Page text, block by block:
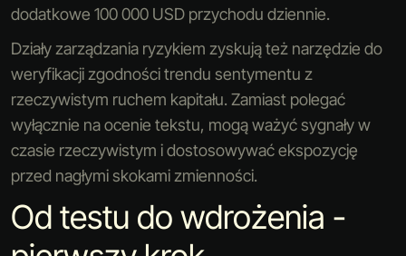
dodatkowe 100 000 USD przychodu dziennie.
Działy zarządzania ryzykiem zyskują też narzędzie do
weryfikacji zgodności trendu sentymentu z
rzeczywistym ruchem kapitału. Zamiast polegać
wyłącznie na ocenie tekstu, mogą ważyć sygnały w
czasie rzeczywistym i dostosowywać ekspozycję
przed nagłymi skokami zmienności.
Od testu do wdrożenia -